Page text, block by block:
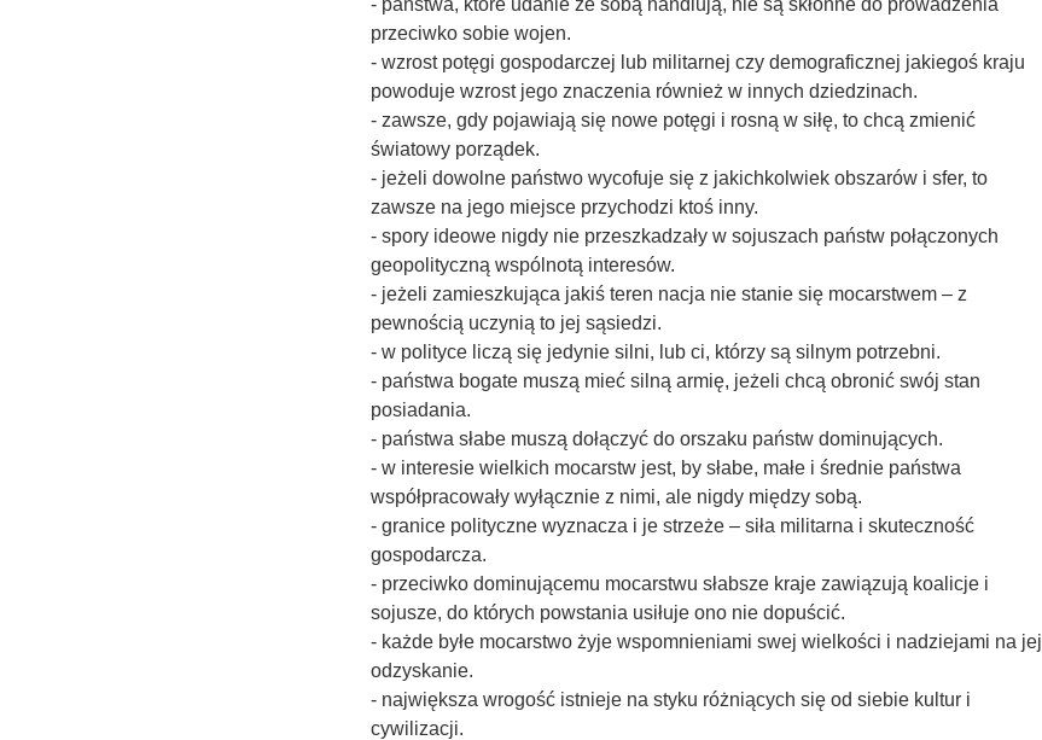
- państwa, które udanie ze sobą handlują, nie są skłonne do prowadzenia
przeciwko sobie wojen.
- wzrost potęgi gospodarczej lub militarnej czy demograficznej jakiegoś kraju
powoduje wzrost jego znaczenia również w innych dziedzinach.
- zawsze, gdy pojawiają się nowe potęgi i rosną w siłę, to chcą zmienić
światowy porządek.
- jeżeli dowolne państwo wycofuje się z jakichkolwiek obszarów i sfer, to
zawsze na jego miejsce przychodzi ktoś inny.
- spory ideowe nigdy nie przeszkadzały w sojuszach państw połączonych
geopolityczną wspólnotą interesów.
- jeżeli zamieszkująca jakiś teren nacja nie stanie się mocarstwem – z
pewnością uczynią to jej sąsiedzi.
- w polityce liczą się jedynie silni, lub ci, którzy są silnym potrzebni.
- państwa bogate muszą mieć silną armię, jeżeli chcą obronić swój stan
posiadania.
- państwa słabe muszą dołączyć do orszaku państw dominujących.
- w interesie wielkich mocarstw jest, by słabe, małe i średnie państwa
współpracowały wyłącznie z nimi, ale nigdy między sobą.
- granice polityczne wyznacza i je strzeże – siła militarna i skuteczność
gospodarcza.
- przeciwko dominującemu mocarstwu słabsze kraje zawiązują koalicje i
sojusze, do których powstania usiłuje ono nie dopuścić.
- każde byłe mocarstwo żyje wspomnieniami swej wielkości i nadziejami na jej
odzyskanie.
- największa wrogość istnieje na styku różniących się od siebie kultur i
cywilizacji.